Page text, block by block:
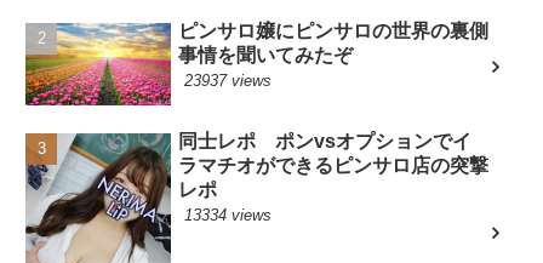
ピンサロ嬢にピンサロの世界の裏側
事情を聞いてみたぞ
23937 views
同士レポ ポンvsオプションでイ
ラマチオができるピンサロ店の突撃
レポ
13334 views